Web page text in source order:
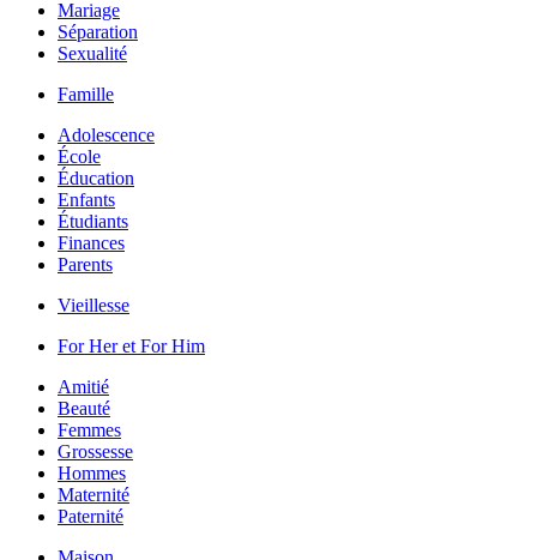
Mariage
Séparation
Sexualité
Famille
Adolescence
École
Éducation
Enfants
Étudiants
Finances
Parents
Vieillesse
For Her et For Him
Amitié
Beauté
Femmes
Grossesse
Hommes
Maternité
Paternité